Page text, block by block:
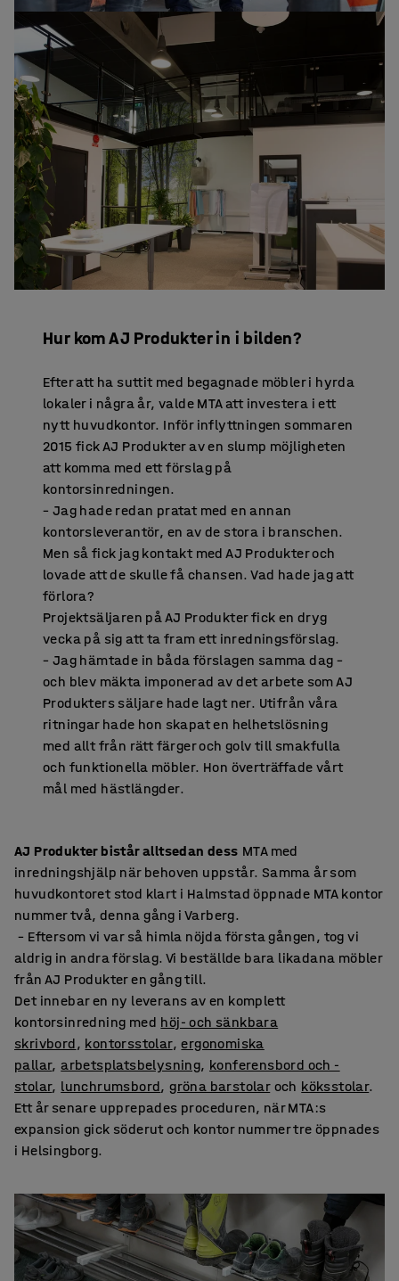
Hur kom AJ Produkter in i bilden?
Efter att ha suttit med begagnade möbler i hyrda
lokaler i några år, valde MTA att investera i ett
nytt huvudkontor. Inför inflyttningen sommaren
2015 fick AJ Produkter av en slump möjligheten
att komma med ett förslag på
kontorsinredningen.
– Jag hade redan pratat med en annan
kontorsleverantör, en av de stora i branschen.
Men så fick jag kontakt med AJ Produkter och
lovade att de skulle få chansen. Vad hade jag att
förlora?
Projektsäljaren på AJ Produkter fick en dryg
vecka på sig att ta fram ett inredningsförslag.
– Jag hämtade in båda förslagen samma dag –
och blev mäkta imponerad av det arbete som AJ
Produkters säljare hade lagt ner. Utifrån våra
ritningar hade hon skapat en helhetslösning
med allt från rätt färger och golv till smakfulla
och funktionella möbler. Hon överträffade vårt
mål med hästlängder.
AJ Produkter bistår alltsedan dess MTA med
inredningshjälp när behoven uppstår. Samma år som
huvudkontoret stod klart i Halmstad öppnade MTA kontor
nummer två, denna gång i Varberg.
– Eftersom vi var så himla nöjda första gången, tog vi
aldrig in andra förslag. Vi beställde bara likadana möbler
från AJ Produkter en gång till.
Det innebar en ny leverans av en komplett
kontorsinredning med höj- och sänkbara
skrivbord, kontorsstolar,ergonomiska
pallar,arbetsplatsbelysning, konferensbord och -
stolar, lunchrumsbord,gröna barstolaroch köksstolar.
Ett år senare upprepades proceduren, när MTA:s
expansion gick söderut och kontor nummer tre öppnades
i Helsingborg.